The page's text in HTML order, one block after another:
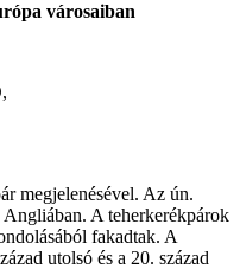
városaiban
megjelenésével. Az ún.
A teherkerékpárok
fakadtak. A
utolsó és a 20. század